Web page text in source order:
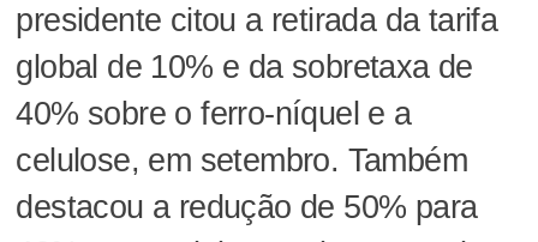
presidente citou a retirada da tarifa
global de 10% e da sobretaxa de
40% sobre o ferro-níquel e a
celulose, em setembro. Também
destacou a redução de 50% para